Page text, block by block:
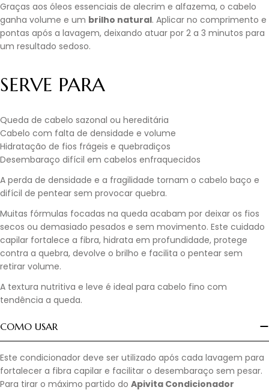
Graças aos óleos essenciais de alecrim e alfazema, o cabelo
ganha volume e um brilho natural. Aplicar no comprimento e
pontas após a lavagem, deixando atuar por 2 a 3 minutos para
um resultado sedoso.
SERVE PARA
Queda de cabelo sazonal ou hereditária
Cabelo com falta de densidade e volume
Hidratação de fios frágeis e quebradiços
Desembaraço difícil em cabelos enfraquecidos
A perda de densidade e a fragilidade tornam o cabelo baço e
difícil de pentear sem provocar quebra.
Muitas fórmulas focadas na queda acabam por deixar os fios
secos ou demasiado pesados e sem movimento. Este cuidado
capilar fortalece a fibra, hidrata em profundidade, protege
contra a quebra, devolve o brilho e facilita o pentear sem
retirar volume.
A textura nutritiva e leve é ideal para cabelo fino com
tendência a queda.
COMO USAR
Este condicionador deve ser utilizado após cada lavagem para
fortalecer a fibra capilar e facilitar o desembaraço sem pesar.
Para tirar o máximo partido do Apivita Condicionador